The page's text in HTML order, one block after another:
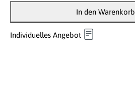
In den Warenkorb
Individuelles Angebot